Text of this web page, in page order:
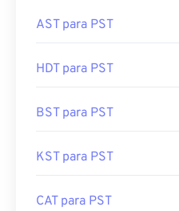
AST para PST
HDT para PST
BST para PST
KST para PST
CAT para PST